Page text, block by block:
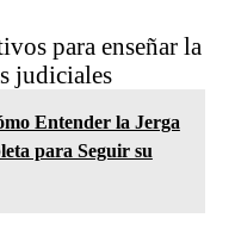
para enseñar la
judiciales
Entender la Jerga
para Seguir su